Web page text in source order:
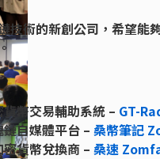
技術的新創公司，希望能
幣交易輔助系統 – GT-
自媒體平台 – 桑幣筆記
貨幣兌換商 – 桑速